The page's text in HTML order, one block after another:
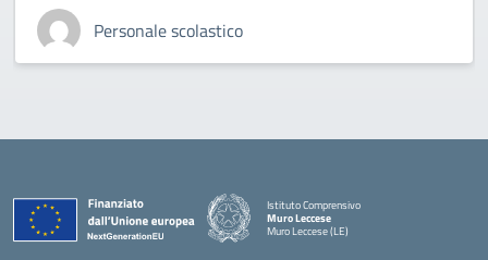
Personale scolastico
Istituto Comprensivo
Muro Leccese
Muro Leccese (LE)